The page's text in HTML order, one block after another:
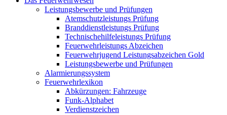
Leistungsbewerbe und Prüfungen
Atemschutzleistungs Prüfung
Branddienstleistungs Prüfung
Technischehilfeleistungs Prüfung
Feuerwehrleistungs Abzeichen
Feuerwehrjugend Leistungsabzeichen Gold
Leistungsbewerbe und Prüfungen
Alarmierungssystem
Feuerwehrlexikon
Abkürzungen: Fahrzeuge
Funk-Alphabet
Verdienstzeichen